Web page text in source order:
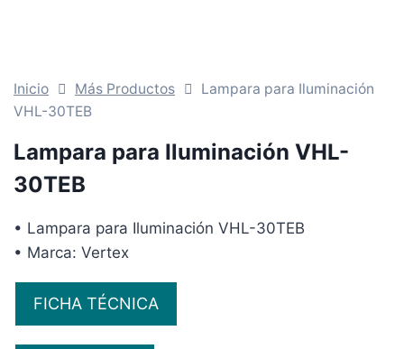
Inicio Más Productos
Lampara para Iluminación
VHL-30TEB
Lampara para Iluminación VHL-
30TEB
• Lampara para Iluminación VHL-30TEB
• Marca: Vertex
FICHA TÉCNICA